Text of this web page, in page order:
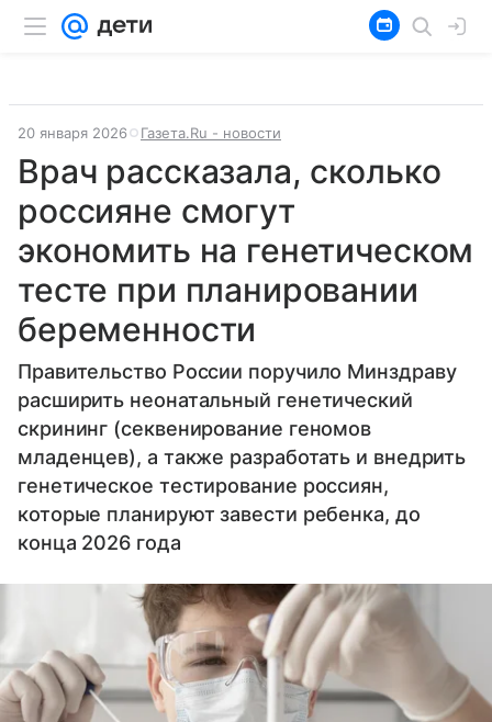
20 января 2026 Газета.Ru - новости
Врач рассказала, сколько
россияне смогут
экономить на генетическом
тесте при планировании
беременности
Правительство России поручило Минздраву
расширить неонатальный генетический
скрининг (секвенирование геномов
младенцев), а также разработать и внедрить
генетическое тестирование россиян,
которые планируют завести ребенка, до
конца 2026 года